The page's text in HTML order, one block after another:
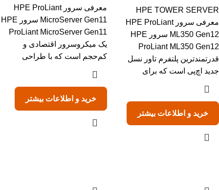
HPE TOWER SERVER
معرفی سرور HPE ProLiant
ML350 Gen12 سرور HPE
ProLiant ML350 Gen12
قدرتمندترین پلتفرم تاور نسل
جدید اچ‌پی است که برای
خرید و اطلاعات بیشتر
معرفی سرور HPE ProLiant
MicroServer Gen11 سرور HPE
ProLiant MicroServer Gen11
یک میکروسرور اقتصادی و
کم‌حجم است که با طراحی
خرید و اطلاعات بیشتر